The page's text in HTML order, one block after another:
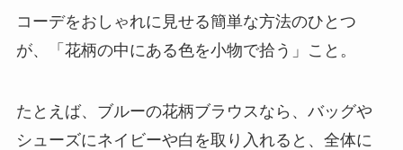
コーデをおしゃれに見せる簡単な方法のひとつ
が、「花柄の中にある色を小物で拾う」こと。
たとえば、ブルーの花柄ブラウスなら、バッグや
シューズにネイビーや白を取り入れると、全体に